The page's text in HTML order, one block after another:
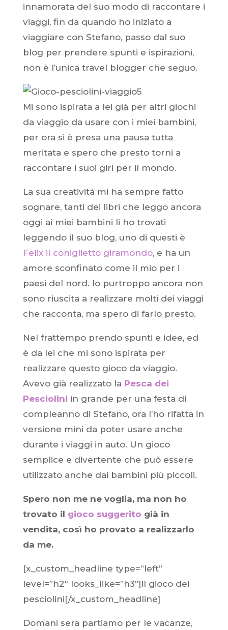
innamorata del suo modo di raccontare i
viaggi, fin da quando ho iniziato a
viaggiare con Stefano, passo dal suo
blog per prendere spunti e ispirazioni,
non è l’unica travel blogger che seguo.
Mi sono ispirata a lei già per altri giochi
da viaggio da usare con i miei bambini,
per ora si è presa una pausa tutta
meritata e spero che presto torni a
raccontare i suoi giri per il mondo.
La sua creatività mi ha sempre fatto
sognare, tanti dei libri che leggo ancora
oggi ai miei bambini li ho trovati
leggendo il suo blog, uno di questi è
Felix il coniglietto giramondo, e ha un
amore sconfinato come il mio per i
paesi del nord. Io purtroppo ancora non
sono riuscita a realizzare molti dei viaggi
che racconta, ma spero di farlo presto.
Nel frattempo prendo spunti e idee, ed
è da lei che mi sono ispirata per
realizzare questo gioco da viaggio.
Avevo già realizzato la Pesca dei
Pesciolini in grande per una festa di
compleanno di Stefano, ora l’ho rifatta in
versione mini da poter usare anche
durante i viaggi in auto. Un gioco
semplice e divertente che può essere
utilizzato anche dai bambini più piccoli.
Spero non me ne voglia, ma non ho
trovato il gioco suggerito già in
vendita, così ho provato a realizzarlo
da me.
[x_custom_headline type=”left”
level=”h2″ looks_like=”h3″]Il gioco dei
pesciolini[/x_custom_headline]
Domani sera partiamo per le vacanze,